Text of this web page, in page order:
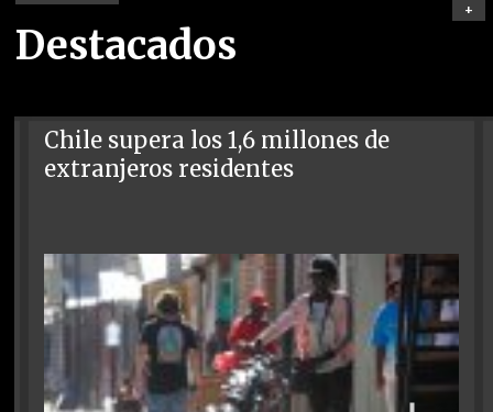
Destacados
+
Chile supera los 1,6 millones de
extranjeros residentes